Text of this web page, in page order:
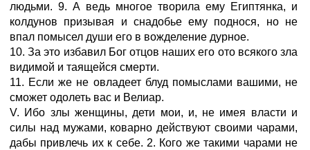
людьми. 9. А ведь многое творила ему Египтянка, и
колдунов призывая и снадобье ему поднося, но не
впал помысел души его в вожделение дурное.
10. За это избавил Бог отцов наших его ото всякого зла
видимой и таящейся смерти.
11. Если же не овладеет блуд помыслами вашими, не
сможет одолеть вас и Велиар.
V. Ибо злы женщины, дети мои, и, не имея власти и
силы над мужами, коварно действуют своими чарами,
дабы привлечь их к себе. 2. Кого же такими чарами не